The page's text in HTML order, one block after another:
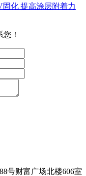
化 提高涂层附着力
！
号财富广场北楼606室